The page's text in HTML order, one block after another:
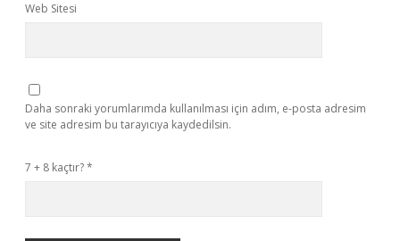
Web Sitesi
Daha sonraki yorumlarımda kullanılması için adım, e-posta adresim
ve site adresim bu tarayıcıya kaydedilsin.
7 + 8 kaçtır?*